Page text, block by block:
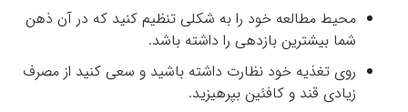
محیط مطالعه خود را به شکلی تنظیم کنید که در آن ذهن
شما بیشترین بازدهی را داشته باشد.
روی تغذیه خود نظارت داشته باشید و سعی کنید از مصرف
زیادی قند و کافئین بپرهیزید.